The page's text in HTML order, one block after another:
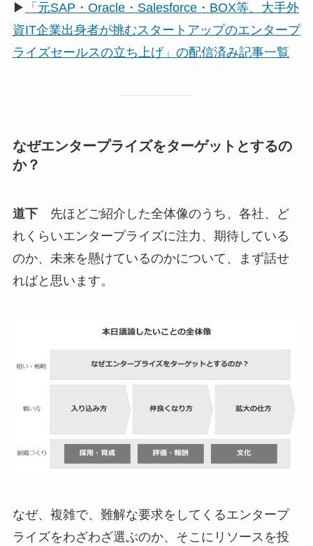
▶
「元SAP・Oracle・Salesforce・BOX等、大手外
資IT企業出身者が挑むスタートアップのエンタープ
ライズセールスの立ち上げ」の配信済み記事一覧
なぜエンタープライズをターゲットとするの
か？
道下先ほどご紹介した全体像のうち、各社、ど
れくらいエンタープライズに注力、期待している
のか、未来を懸けているのかについて、まず話せ
ればと思います。
なぜ、複雑で、難解な要求をしてくるエンタープ
ライズをわざわざ選ぶのか、そこにリソースを投